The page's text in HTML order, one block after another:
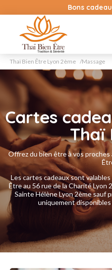
Bons
par courrier -
Thaï Bien Être Lyon 2ème Massage
Cartes
Thaï
Offrez du bien être à vos
Les cartes cadeaux sont
Être au 56 rue de la Charité Lyon
Sainte Hélène Lyon 2ème sauf
uniquement